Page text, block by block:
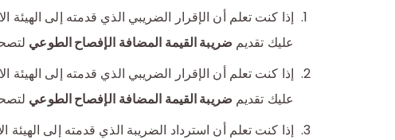
إذا كنت تعلم أن الإقرار الضريبي الذي قدمته إلى
عليك تقديم ضريبة القيمة المضافة الإفصاح الطوعي
إذا كنت تعلم أن الإقرار الضريبي الذي قدمته إلى
عليك تقديم ضريبة القيمة المضافة الإفصاح الطوعي
إذا كنت تعلم أن استرداد الضريبة الذي قدمته إلى